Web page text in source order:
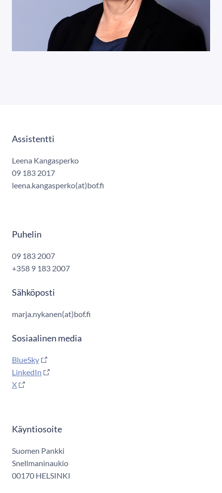
Assistentti
Leena Kangasperko
09 183 2017
leena.kangasperko(at)bof.fi
Puhelin
09 183 2007
+358 9 183 2007
Sähköposti
marja.nykanen(at)bof.fi
Sosiaalinen media
BlueSky
LinkedIn
X
Käyntiosoite
Suomen Pankki
Snellmaninaukio
00170 HELSINKI